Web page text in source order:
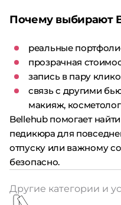
Почему выбирают
реальные
прозрачная
запись в пару
связь с другими
макияж,
Bellehub помогает
педикюра для
отпуску или важному
безопасно.
Другие категории и